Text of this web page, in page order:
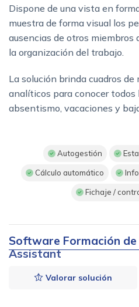
Dispone de una vista en
muestra de forma visual los
ausencias de otros miembros
la organización del trabajo.
La solución brinda cuadros
analíticos para conocer todos
absentismo, vacaciones y
Autogestión
Cálculo automático
Fichaje /
Software Formación
Assistant
Valorar solución